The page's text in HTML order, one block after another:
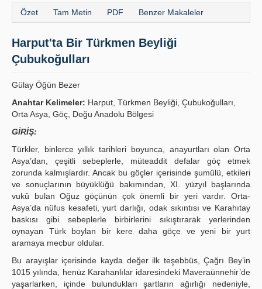
Hakkında
Dergi Kurulları
Yazım Kuralları
İlkeler
Yayın Politikaları
Kılavuzlar
İletişim
Özet Tam Metin PDF Benzer Makaleler
Harput'ta Bir Türkmen Beyliği
Çubukoğulları
Gülay Öğün Bezer
Anahtar Kelimeler: Harput, Türkmen Beyliği, Çubukoğulları,
Orta Asya, Göç, Doğu Anadolu Bölgesi
GİRİŞ:
Türkler, binlerce yıllık tarihleri boyunca, anayurtları olan Orta
Asya’dan, çeşitli sebeplerle, müteaddit defalar göç etmek
zorunda kalmışlardır. Ancak bu göçler içerisinde şumûlü, etkileri
ve sonuçlarının büyüklüğü bakımından, XI. yüzyıl başlarında
vukû bulan Oğuz göçünün çok önemli bir yeri vardır. Orta-
Asya’da nüfus kesafeti, yurt darlığı, odak sıkıntısı ve Karahıtay
baskısı gibi sebeplerle birbirlerini sıkıştırarak yerlerinden
oynayan Türk boylan bir kere daha göçe ve yeni bir yurt
aramaya mecbur oldular.
Bu arayışlar içerisinde kayda değer ilk teşebbüs, Çağrı Bey’in
1015 yılında, henüz Karahanlılar idaresindeki Maveraünnehir’de
yaşarlarken, içinde bulundukları şartların ağırlığı nedeniyle,